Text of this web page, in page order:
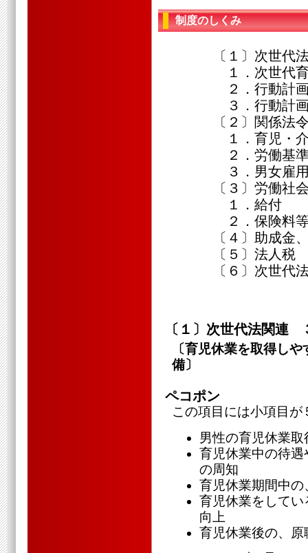
制度のしくみ
〔１〕次世代法
１．次世代育成
２．行動計画
３．行動計画
〔２〕関係法
１．育児・介
２．労働基準
３．男女雇用機
〔３〕労働社会
１．給付
２．保険料
〔４〕助成金、
〔５〕法人税
〔６〕次世代法
〔１〕次世代法関連
〔育児休業を取得し
備〕
ペコポン
この項目には小項目が
男性の育児休業取
育児休業中の待
の周知
育児休業期間中
育児休業をして
向上
育児休業後の、